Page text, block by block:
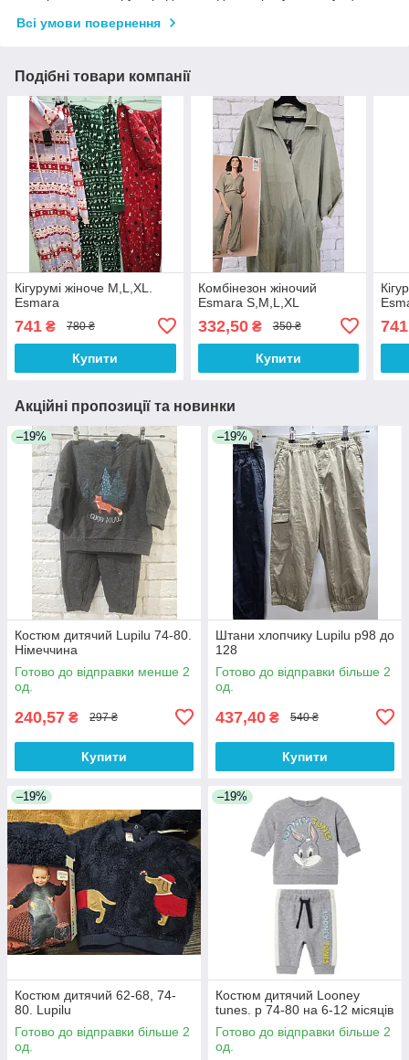
Всі умови повернення
Подібні товари компанії
Кігурумі жіноче M,L,XL.
Esmara
741 ₴ 780 ₴
Купити
Комбінезон жіночий
Esmara S,M,L,XL
332,50₴ 350 ₴
Купити
741
Акційні пропозиції та новинки
–19%
Костюм дитячий Lupilu 74-80.
Німеччина
Готово до відправки менше 2
од.
240,57 ₴ 297 ₴
Купити
–19%
Штани хлопчику Lupilu р98 до
128
Готово до відправки більше 2
од.
437,40 ₴ 540 ₴
Купити
–19%
Костюм дитячий 62-68, 74-
80. Lupilu
Готово до відправки більше 2
од.
–19%
Костюм дитячий Looney
tunes. р 74-80 на 6-12 місяців
Готово до відправки більше 2
од.